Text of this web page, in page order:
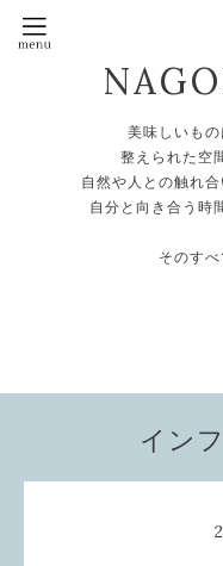
美味しいも
整えられた空
自然や人との触れ
自分と向き合う時
そのす
イン